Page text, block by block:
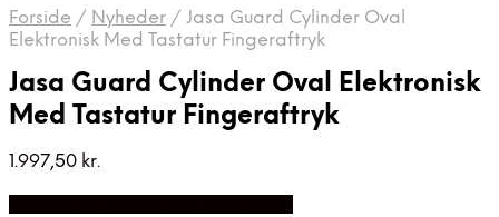
Forside / Nyheder / Jasa Guard Cylinder Oval
Elektronisk Med Tastatur Fingeraftryk
Jasa Guard Cylinder Oval Elektronisk
Med Tastatur Fingeraftryk
1.997,50 kr.